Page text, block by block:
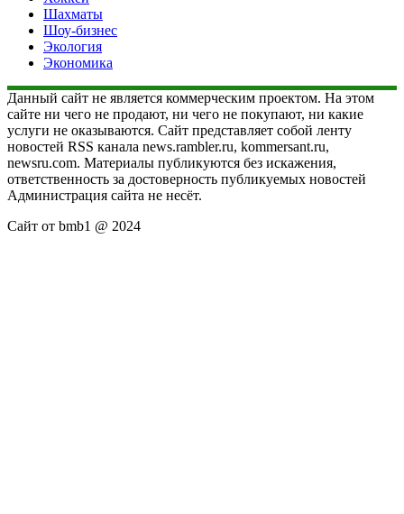
Шахматы
Шоу-бизнес
Экология
Экономика
Данный сайт не является коммерческим проектом. На этом
сайте ни чего не продают, ни чего не покупают, ни какие
услуги не оказываются. Сайт представляет собой ленту
новостей RSS канала news.rambler.ru, kommersant.ru,
newsru.com. Материалы публикуются без искажения,
ответственность за достоверность публикуемых новостей
Администрация сайта не несёт.
Сайт от bmb1 @ 2024